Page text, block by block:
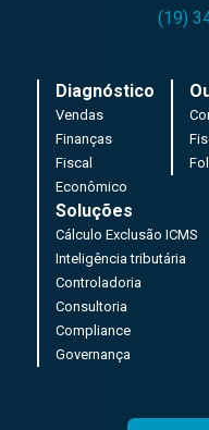
(19)
Diagnóstico
Vendas
Finanças
Fiscal
Econômico
Soluções
Cálculo Exclusão ICMS
Inteligência tributária
Controladoria
Consultoria
Compliance
Governança